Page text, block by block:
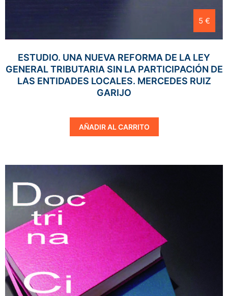
5 €
ESTUDIO. UNA NUEVA REFORMA DE LA LEY
GENERAL TRIBUTARIA SIN LA PARTICIPACIÓN DE
LAS ENTIDADES LOCALES. MERCEDES RUIZ
GARIJO
AÑADIR AL CARRITO